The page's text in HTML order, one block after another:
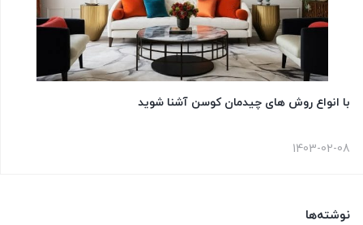
نوشته‌ها
با انواع روش های چیدمان کوسن آشنا شوید
1403-02-08